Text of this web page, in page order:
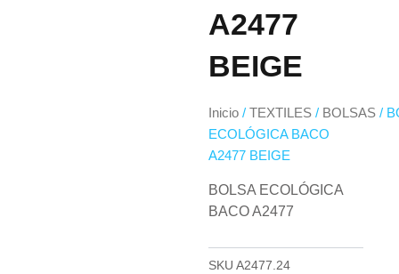
A2477
BEIGE
Inicio / TEXTILES / BOLSAS /
ECOLÓGICA BACO
A2477 BEIGE
BOLSA ECOLÓGICA
BACO A2477
SKU A2477.24